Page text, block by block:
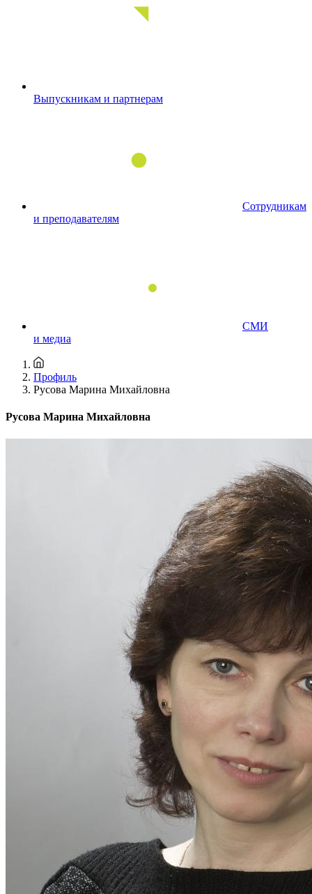
Выпускникам и партнерам
Сотрудникам
и преподавателям
СМИ
и медиа
Профиль
Русова Марина Михайловна
Русова Марина Михайловна